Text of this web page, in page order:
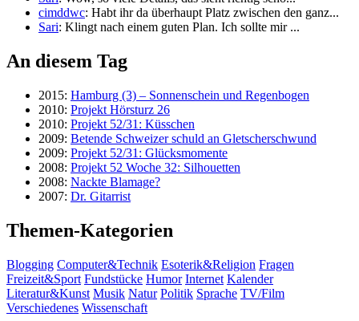
cimddwc: Habt ihr da überhaupt Platz zwischen den ganz...
Sari: Klingt nach einem guten Plan. Ich sollte mir ...
An diesem Tag
2015: Hamburg (3) – Sonnenschein und Regenbogen
2010: Projekt Hörsturz 26
2010: Projekt 52/31: Küsschen
2009: Betende Schweizer schuld an Gletscherschwund
2009: Projekt 52/31: Glücksmomente
2008: Projekt 52 Woche 32: Silhouetten
2008: Nackte Blamage?
2007: Dr. Gitarrist
Themen-Kategorien
Blogging Computer&Technik Esoterik&Religion Fragen
Freizeit&Sport Fundstücke Humor Internet Kalender
Literatur&Kunst Musik Natur Politik Sprache TV/Film
Verschiedenes Wissenschaft